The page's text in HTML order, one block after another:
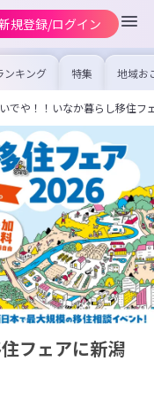
規登録/ログイン
ンキング 特集 地域お
の求
を集め
事内容
を比較
合った
でや！！いなか暮らし移住フ
フェアに新潟